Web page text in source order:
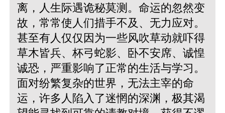
离，人生际遇诡秘莫测。命运的忽然变
故，常常使人们措手不及、无力应对。
甚至有人仅仅因为一些风吹草动就吓得
草木皆兵、杯弓蛇影、卧不安席、诚惶
诚恐，严重影响了正常的生活与学习。
面对纷繁复杂的世界，无法主宰的命
运，许多人陷入了迷惘的深渊，极其渴